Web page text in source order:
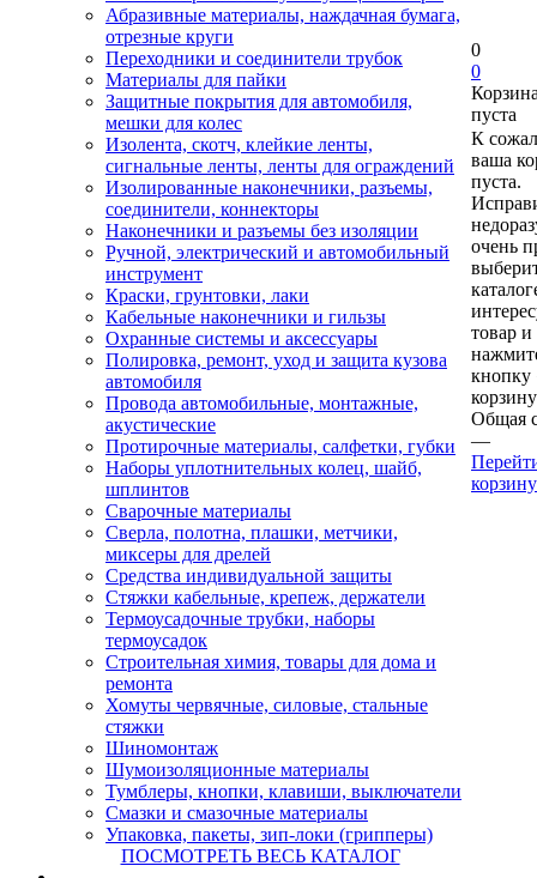
Абразивные материалы, наждачная бумага,
отрезные круги
Переходники и соединители трубок
Материалы для пайки
Защитные покрытия для автомобиля,
мешки для колес
Изолента, скотч, клейкие ленты,
сигнальные ленты, ленты для ограждений
Изолированные наконечники, разъемы,
соединители, коннекторы
Наконечники и разъемы без изоляции
Ручной, электрический и автомобильный
инструмент
Краски, грунтовки, лаки
Кабельные наконечники и гильзы
Охранные системы и аксессуары
Полировка, ремонт, уход и защита кузова
автомобиля
Провода автомобильные, монтажные,
акустические
Протирочные материалы, салфетки, губки
Наборы уплотнительных колец, шайб,
шплинтов
Сварочные материалы
Сверла, полотна, плашки, метчики,
миксеры для дрелей
Средства индивидуальной защиты
Стяжки кабельные, крепеж, держатели
Термоусадочные трубки, наборы
термоусадок
Строительная химия, товары для дома и
ремонта
Хомуты червячные, силовые, стальные
стяжки
Шиномонтаж
Шумоизоляционные материалы
Тумблеры, кнопки, клавиши, выключатели
Смазки и смазочные материалы
Упаковка, пакеты, зип-локи (грипперы)
ПОСМОТРЕТЬ ВЕСЬ КАТАЛОГ
0
0
пуста
К
ваша
пуста.
очень
товар и
кнопку
Общая
—
корзину